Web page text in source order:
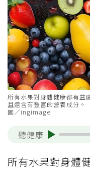
所有水果對身體健康都有益
且還含有豐富的營養成分。
圖／ingimage
聽健康
所有水果對身體